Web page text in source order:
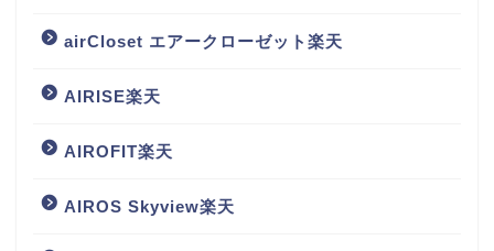
airCloset エアークローゼット楽天
AIRISE楽天
AIROFIT楽天
AIROS Skyview楽天